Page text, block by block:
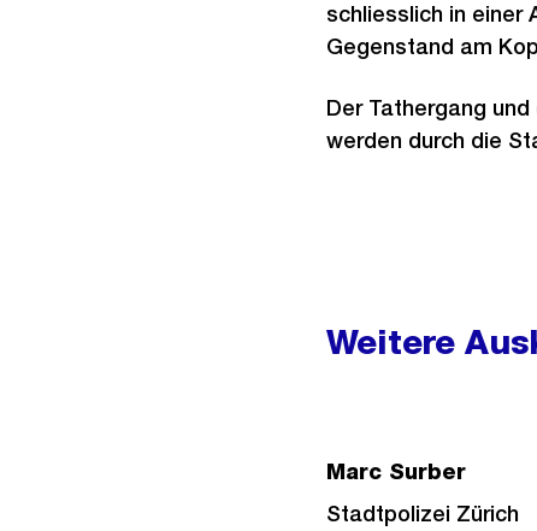
schliesslich in einer
Gegenstand am
Der Tathergang
werden durch die
Weitere
Marc Surber
Stadtpolizei Zürich